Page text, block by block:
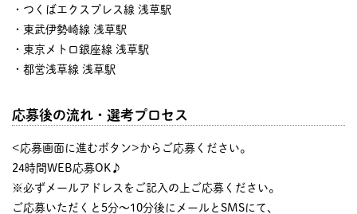
・つくばエクスプレス線 浅草駅
・東武伊勢崎線 浅草駅
・東京メトロ銀座線 浅草駅
・都営浅草線 浅草駅
応募後の流れ・選考プロセス
<応募画面に進むボタン>からご応募ください。
24時間WEB応募OK♪
※必ずメールアドレスをご記入の上ご応募ください。
ご応募いただくと5分～10分後にメールとSMSにて、